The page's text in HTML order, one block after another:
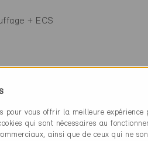
+ ECS
pour vous offrir la meilleure expérience
qui sont nécessaires au
ainsi que de ceux qui ne